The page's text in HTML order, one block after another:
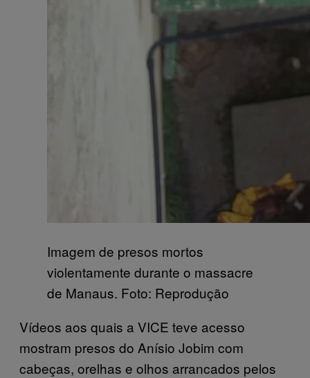
Imagem de presos mortos
violentamente durante o massacre
de Manaus. Foto: Reprodução
Vídeos aos quais a VICE teve acesso
mostram presos do Anísio Jobim com
cabeças, orelhas e olhos arrancados pelos